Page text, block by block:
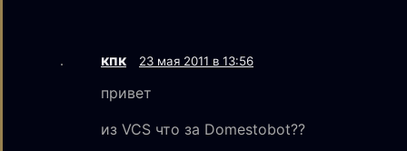
кпк 23 мая 2011 в 13:56
привет
из VCS что за Domestobot??